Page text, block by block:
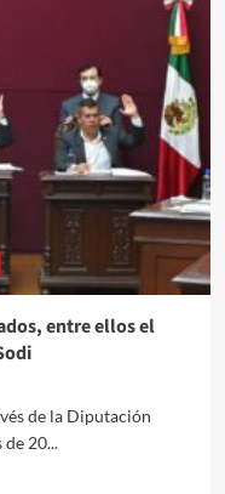
entre ellos el
de la Diputación
20...